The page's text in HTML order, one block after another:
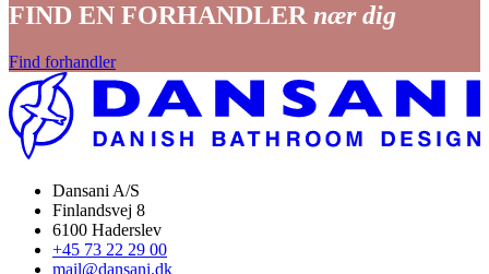
FIND EN FORHANDLER nær dig
Find forhandler
Dansani A/S
Finlandsvej 8
6100 Haderslev
+45 73 22 29 00
mail@dansani.dk